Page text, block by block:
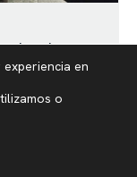
en
e
en
operativo
en
o
de cookies RGPD